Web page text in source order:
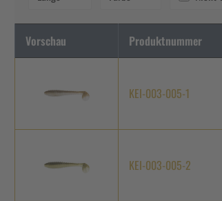
Vorschau Produktnummer
KEI-003-005-1
KEI-003-005-2